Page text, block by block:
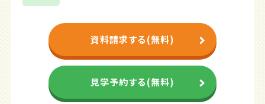
資料請求する(無料)
見学予約する(無料)